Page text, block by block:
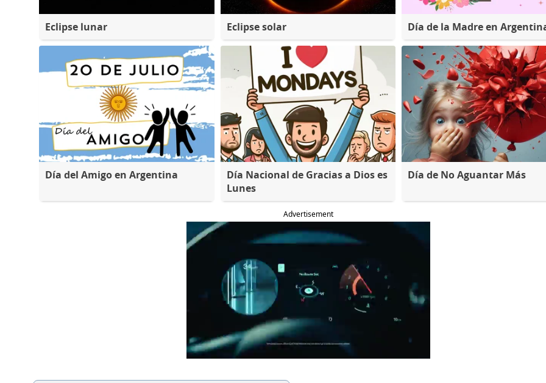
Eclipse lunar Eclipse solar Día de la Madre en
Día del Amigo en Argentina
Día Nacional de Gracias a Dios es
Lunes
Día de No Aguantar Más
Advertisement